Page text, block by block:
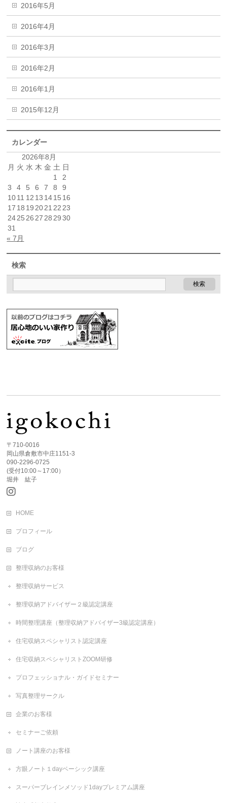
2016年5月
2016年4月
2016年3月
2016年2月
2016年1月
2015年12月
カレンダー
2026年8月
月 火 水 木 金 土 日
1
2
3
4 5 6 7 8
9
1011 12 13 1415 16
17 18 19 2021 22 23
2425 26 27 28 29 30
31
« 7月
検索
〒710-0016
岡山県倉敷市中庄1151-3
090-2296-0725
(受付10:00～17:00）
堀井 紘子
HOME
プロフィール
ブログ
整理収納のお客様
整理収納サービス
整理収納アドバイザー２級認定講座
時間整理講座（整理収納アドバイザー3級認定講座）
住宅収納スペシャリスト認定講座
住宅収納スペシャリストZOOM研修
プロフェッショナル・ガイドセミナー
写真整理サークル
企業のお客様
セミナーご依頼
ノート講座のお客様
方眼ノート１dayベーシック講座
スーパーブレインメソッド1dayプレミアム講座